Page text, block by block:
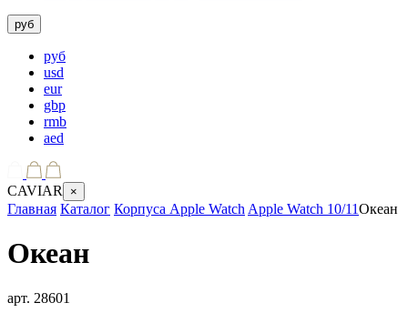
руб
руб
usd
eur
gbp
rmb
aed
CAVIAR ×
Главная Каталог Корпуса Apple Watch Apple Watch 10/11Океан
Океан
арт. 28601